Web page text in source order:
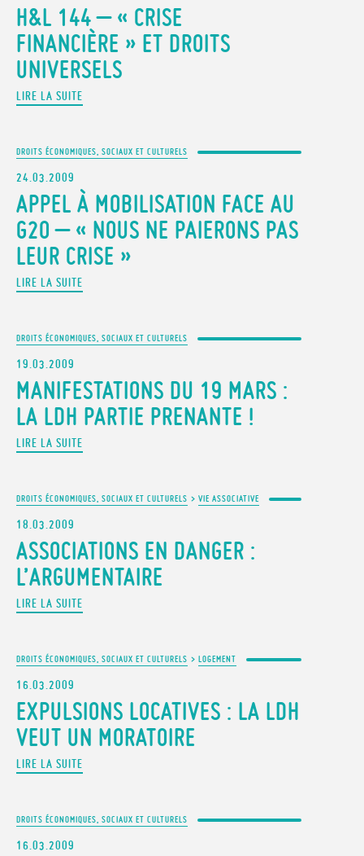
H&L 144 – « CRISE
FINANCIÈRE » ET DROITS
UNIVERSELS
LIRE LA SUITE
DROITS ÉCONOMIQUES, SOCIAUX ET CULTURELS
24.03.2009
APPEL À MOBILISATION FACE AU
G20 – « NOUS NE PAIERONS PAS
LEUR CRISE »
LIRE LA SUITE
DROITS ÉCONOMIQUES, SOCIAUX ET CULTURELS
19.03.2009
MANIFESTATIONS DU 19 MARS :
LA LDH PARTIE PRENANTE !
LIRE LA SUITE
DROITS ÉCONOMIQUES, SOCIAUX ET CULTURELS > VIE ASSOCIATIVE
18.03.2009
ASSOCIATIONS EN DANGER :
L’ARGUMENTAIRE
LIRE LA SUITE
DROITS ÉCONOMIQUES, SOCIAUX ET CULTURELS > LOGEMENT
16.03.2009
EXPULSIONS LOCATIVES : LA LDH
VEUT UN MORATOIRE
LIRE LA SUITE
DROITS ÉCONOMIQUES, SOCIAUX ET CULTURELS
16.03.2009